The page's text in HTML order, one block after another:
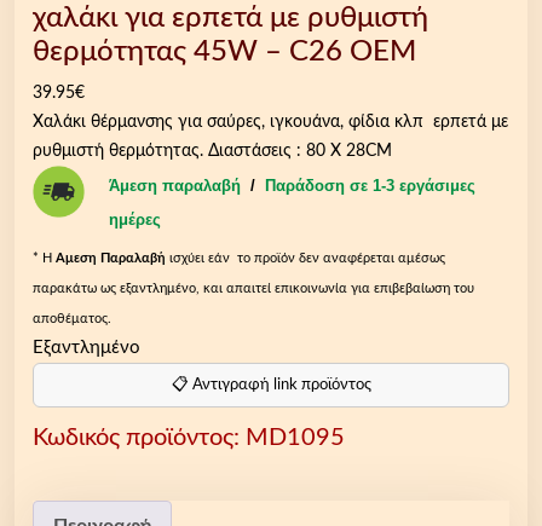
χαλάκι για ερπετά με ρυθμιστή
θερμότητας 45W – C26 OEM
39.95€
Χαλάκι θέρμανσης για σαύρες, ιγκουάνα, φίδια κλπ ερπετά με
ρυθμιστή θερμότητας. Διαστάσεις : 80 Χ 28CM
Άμεση παραλαβή /
Παράδοση σε 1-3 εργάσιμες
ημέρες
* Η Aμεση Παραλαβή ισχύει εάν το προϊόν δεν αναφέρεται αμέσως
παρακάτω ως εξαντλημένο, και απαιτεί επικοινωνία για επιβεβαίωση του
αποθέματος.
Εξαντλημένο
📋 Αντιγραφή link προϊόντος
Κωδικός προϊόντος: MD1095